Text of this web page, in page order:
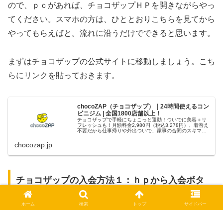
ので、ｐｃがあれば、チョコザップＨＰを開きながらやっ
てください。スマホの方は、ひととおりこちらを見てから
やってもらえばと。流れに沿うだけでできると思います。
まずはチョコザップの公式サイトに移動しましょう。こち
らにリンクを貼っておきます。
chocoZAP（チョコザップ）｜24時間使えるコン
ビニジム | 全国1800店舗以上！
チョコザップで手軽にちょこっと運動！ついでに美容＋リ
フレッシュも！月額料金2,980円（税込3,278円）、着替え
不要だから仕事帰りや外出ついで、家事の合間のスキマ時
chocozap.jp
チョコザップの入会方法１：ｈｐから入会ボタ
ンをおす
ホーム 検索 トップ サイドバー